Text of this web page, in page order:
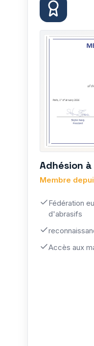
Adhésion à
Membre
Fédération
d'abrasifs
Accès aux